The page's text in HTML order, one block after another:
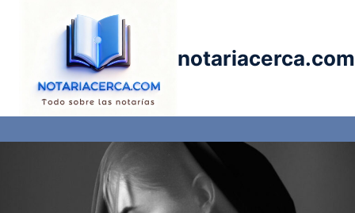
notariacerca.com